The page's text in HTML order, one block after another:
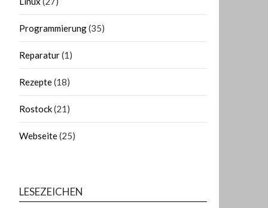
Programmierung(35)
Reparatur(1)
Rezepte(18)
Rostock(21)
Webseite(25)
LESEZEICHEN